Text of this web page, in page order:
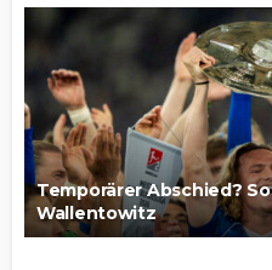
Temporärer Abschied?
Wallentowitz